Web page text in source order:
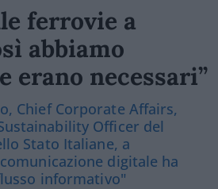
ferrovie a
abbiamo
erano necessari”
Chief Corporate Affairs,
Officer del
Stato Italiane, a
digitale ha
informativo"